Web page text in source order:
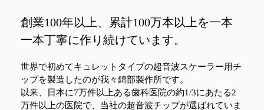
創業100年以上、累計100万本以上を一本
一本丁寧に作り続けています。
世界で初めてキュレットタイプの超音波スケーラー用チ
ップを製造したのが我々錦部製作所です。
以来、日本に7万件以上ある歯科医院の約1/3にあたる2
万件以上の医院で、当社の超音波チップが選ばれていま